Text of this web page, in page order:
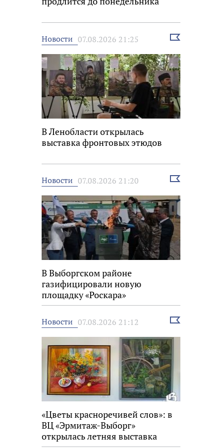
Новости 07.08.2026 21:25
Выбрать
В Ленобласти открылась
выставка фронтовых этюдов
Новости 07.08.2026 21:20
Выбрать
В Выборгском районе
газифицировали новую
площадку «Роскара»
Новости 07.08.2026 21:12
Выбрать
«Цветы красноречивей слов»: в
ВЦ «Эрмитаж-Выборг»
открылась летняя выставка